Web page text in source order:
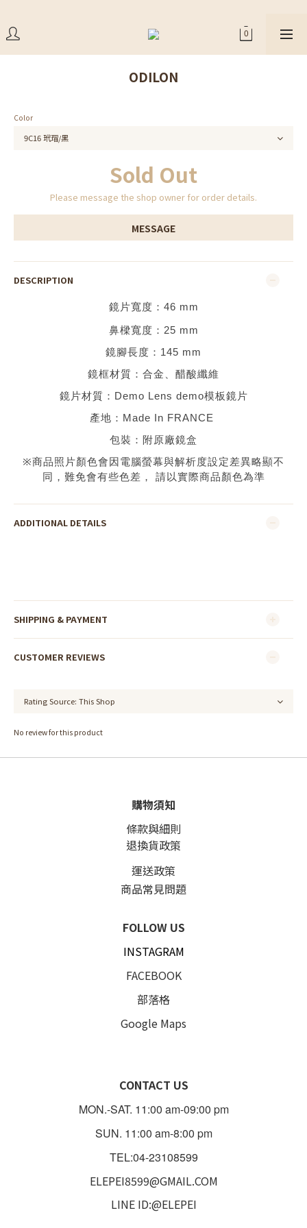
ODILON
Color
Sold Out
Please message the shop owner for order details.
MESSAGE
DESCRIPTION
鏡片寬度： 46 mm
鼻樑寬度： 25 mm
鏡腳長度： 145 mm
鏡框材質： 合金、醋酸纖維
鏡片材質： Demo Lens demo模板鏡片
產地： Made In FRANCE
包裝：附原廠鏡盒
※商品照片顏色會因電腦螢幕與解析度設定差異略顯不
同，難免會有些色差，
請以實際商品顏色為準
ADDITIONAL DETAILS
SHIPPING & PAYMENT
CUSTOMER REVIEWS
No review for this product
購物須知
條款與細則
退換貨政策
運送政策
商品常見問題
FOLLOW US
INSTAGRAM
FACEBOOK
部落格
Google Maps
CONTACT US
MON.-SAT. 11:00 am-09:00 pm
SUN. 11:00 am-8:00 pm
TEL:04-23108599
ELEPEI8599@GMAIL.COM
LINE ID:@ELEPEI